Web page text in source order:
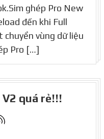
ghép Pro New
đến khi Full
chuyển vùng dữ liệu
Pro […]
quá rẻ!!!